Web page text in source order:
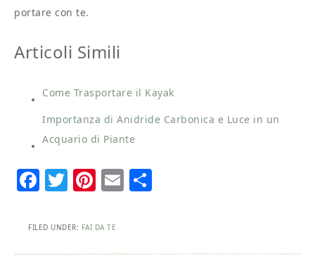
portare con te.
Articoli Simili
Come Trasportare il Kayak
Importanza di Anidride Carbonica e Luce in un
Acquario di Piante
Facebook
Twitter
Pinterest
Email
FILED UNDER: FAI DA TE